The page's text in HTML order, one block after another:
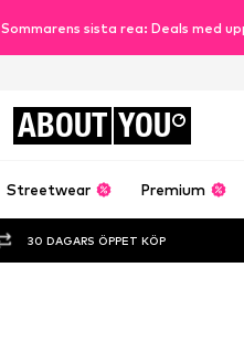
Sommarens sista rea: Deals med
ABOUT YOU
Streetwear Premium
30 DAGARS ÖPPET KÖP